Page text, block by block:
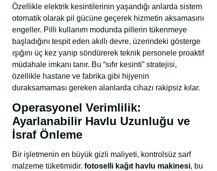
Özellikle elektrik kesintilerinin yaşandığı anlarda sistem
otomatik olarak pil gücüne geçerek hizmetin aksamasını
engeller. Pilli kullanım modunda pillerin tükenmeye
başladığını tespit eden akıllı devre, üzerindeki gösterge
ışığını üç kez yanıp söndürerek teknik personele proaktif
müdahale imkanı tanır. Bu “sıfır kesinti” stratejisi,
özellikle hastane ve fabrika gibi hijyenin
duraksamaması gereken alanlarda cihazı rakipsiz kılar.
Operasyonel Verimlilik:
Ayarlanabilir Havlu Uzunluğu ve
İsraf Önleme
Bir işletmenin en büyük gizli maliyeti, kontrolsüz sarf
malzeme tüketimidir. fotoselli kağıt havlu makinesi, bu